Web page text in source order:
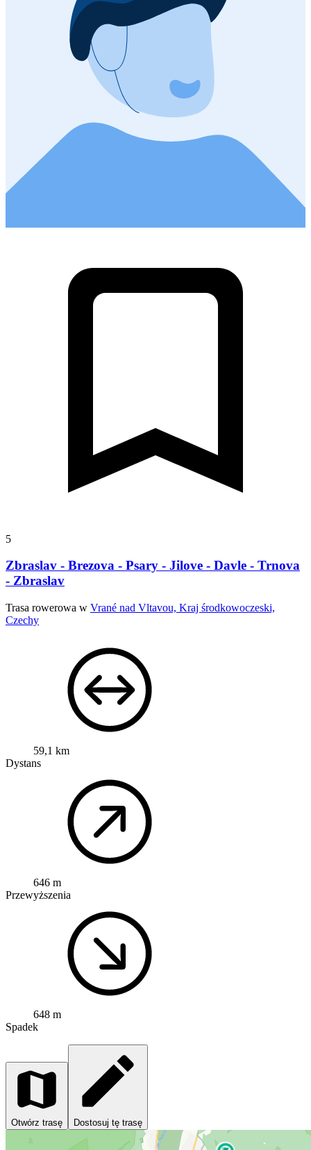
5
Zbraslav - Brezova - Psary - Jilove - Davle - Trnova
- Zbraslav
Trasa rowerowa w Vrané nad Vltavou, Kraj środkowoczeski,
Czechy
59,1 km
Dystans
646 m
Przewyższenia
648 m
Spadek
Otwórz trasę Dostosuj tę trasę